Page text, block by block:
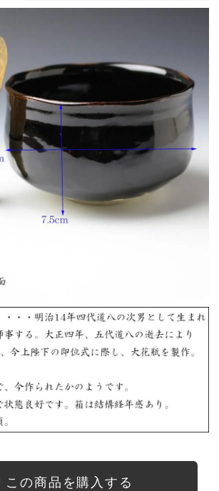
この商品を購入する